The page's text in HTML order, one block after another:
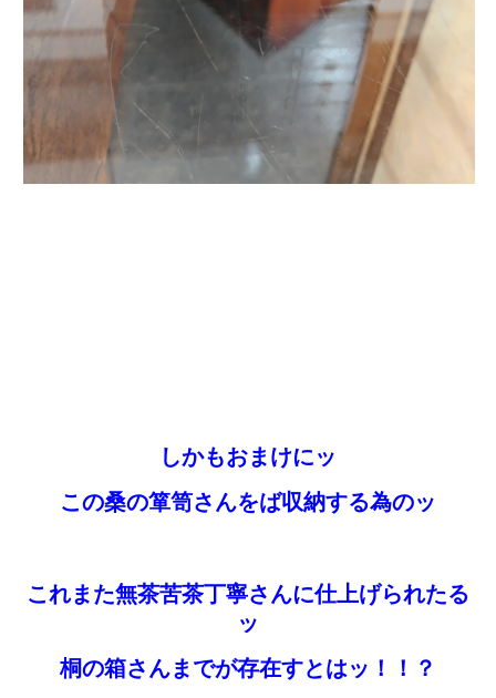
しかもおまけにッ
この桑の箪笥さんをば収納する為のッ
これまた無茶苦茶丁寧さんに仕上げられたる
ッ
桐の箱さんまでが存在すとはッ！！？